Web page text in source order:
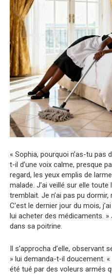
« Sophia, pourquoi n’as-tu pas
t-il d’une voix calme, presque
regard, les yeux emplis de
malade. J’ai veillé sur elle
tremblait. Je n’ai pas pu
C’est le dernier jour du mois,
lui acheter des médicaments.
dans sa poitrine.
Il s’approcha d’elle, observant
» lui demanda-t-il doucement.
été tué par des voleurs armés